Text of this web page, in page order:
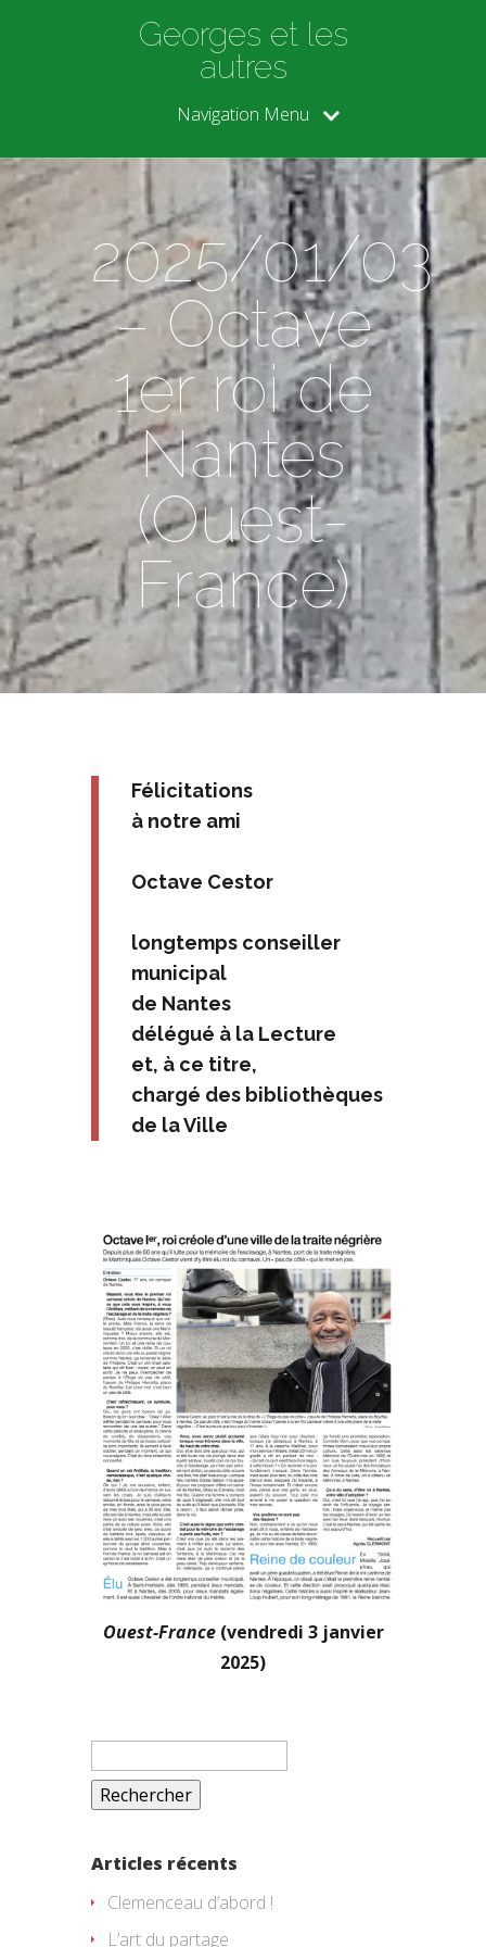
Georges et les
autres
Navigation Menu
2025/01/03
– Octave
1er roi de
Nantes
(Ouest-
France)
Félicitations
à notre ami
Octave Cestor
longtemps conseiller
municipal
de Nantes
délégué à la Lecture
et, à ce titre,
chargé des bibliothèques
de la Ville
Ouest-France(vendredi 3 janvier
2025)
Rechercher :
Articles récents
Clemenceau d’abord !
L’art du partage